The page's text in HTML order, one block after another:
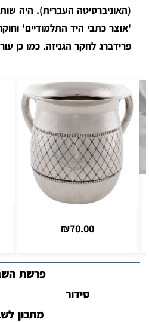
(האוניברסיטה העברית). היה
'אוצר כתבי היד התלמודיים'
פרידברג לחקר הגניזה. כמו כן
₪70.00
פרשת
סידור
מתכון